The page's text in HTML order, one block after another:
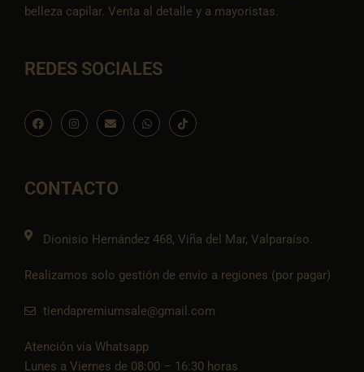
belleza capilar. Venta al detalle y a mayoristas.
REDES SOCIALES
F
a
c
o
k
I
n
s
r
a
E
n
v
p
e
W
h
a
I
c
o
CONTACTO
Dionisio Hernández 468, Viña del Mar, Valparaíso.
Realizamos solo gestión de envío a regiones (por pagar)
tiendapremiumsale@gmail.com
Atención vía Whatsapp
Lunes a Viernes de 08:00 – 16:30 horas